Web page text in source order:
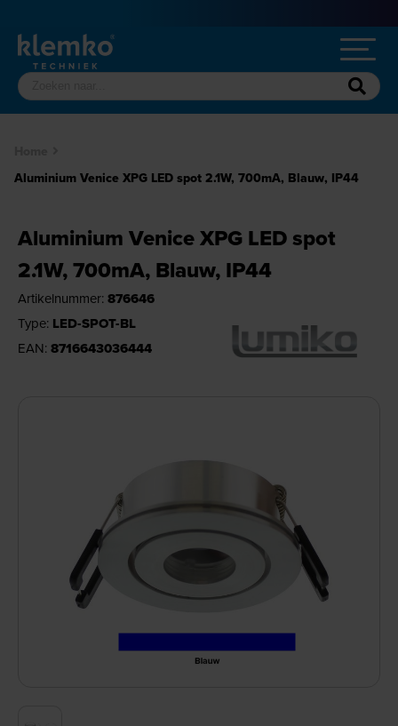
Aluminium Venice XPG LED spot 2.1W, 700mA, Blauw, IP44
Aluminium Venice XPG LED spot
2.1W, 700mA, Blauw, IP44
Artikelnummer: 876646
Type: LED-SPOT-BL
EAN: 8716643036444